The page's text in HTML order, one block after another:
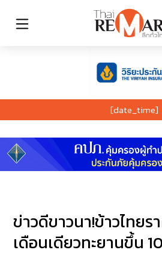
[date_time]
ข่าวดีขาวนา!ข้าวไทย
เดือนเดียวทะยานขึ้น